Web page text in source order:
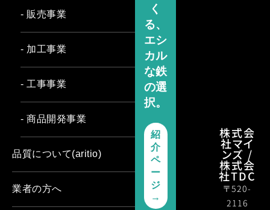
株式会
社マイ
ンズ /
株式会
社TDC
〒520-
2116
く
る、
エシ
カル
な鉄
の選
択。
紹
介
ペ
ー
ジ
→
- 販売事業
- 加工事業
- 工事事業
- 商品開発事業
品質について(aritio)
業者の方へ